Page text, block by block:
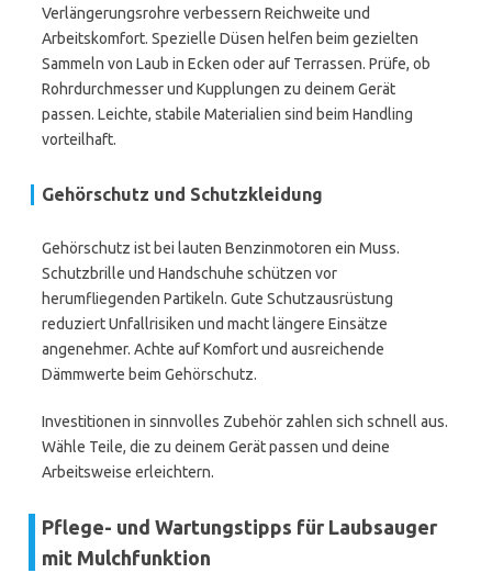
Verlängerungsrohre verbessern Reichweite und
Arbeitskomfort. Spezielle Düsen helfen beim gezielten
Sammeln von Laub in Ecken oder auf Terrassen. Prüfe, ob
Rohrdurchmesser und Kupplungen zu deinem Gerät
passen. Leichte, stabile Materialien sind beim Handling
vorteilhaft.
Gehörschutz und Schutzkleidung
Gehörschutz ist bei lauten Benzinmotoren ein Muss.
Schutzbrille und Handschuhe schützen vor
herumfliegenden Partikeln. Gute Schutzausrüstung
reduziert Unfallrisiken und macht längere Einsätze
angenehmer. Achte auf Komfort und ausreichende
Dämmwerte beim Gehörschutz.
Investitionen in sinnvolles Zubehör zahlen sich schnell aus.
Wähle Teile, die zu deinem Gerät passen und deine
Arbeitsweise erleichtern.
Pflege- und Wartungstipps für Laubsauger
mit Mulchfunktion